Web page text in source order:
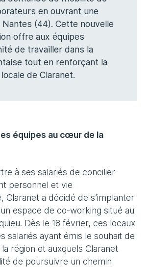
en ouvrant une
Nantes (44). Cette nouvelle
offre aux équipes
de travailler dans la
tout en renforçant la
de Claranet.
équipes au cœur de la
à ses salariés de concilier
personnel et vie
Claranet a décidé de s’implanter
espace de co-working situé au
Dès le 18 février, ces locaux
salariés ayant émis le souhait de
la région et auxquels Claranet
de poursuivre un chemin